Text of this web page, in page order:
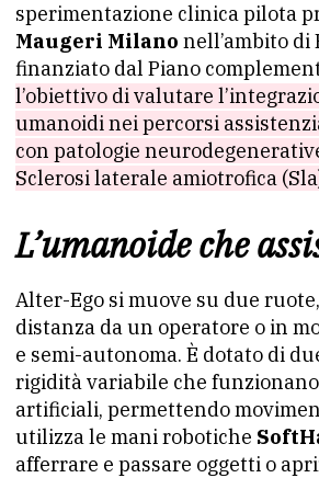
sperimentazione clinica pilota
Maugeri Milano nell’ambito di
finanziato dal Piano
l’obiettivo di valutare
umanoidi nei percorsi
con patologie
Sclerosi laterale amiotrofica
L’umanoide che
Alter-Ego si muove su due
distanza da un operatore o in
e semi-autonoma. È dotato di
rigidità variabile che
artificiali, permettendo
utilizza le mani robotiche
afferrare e passare oggetti o